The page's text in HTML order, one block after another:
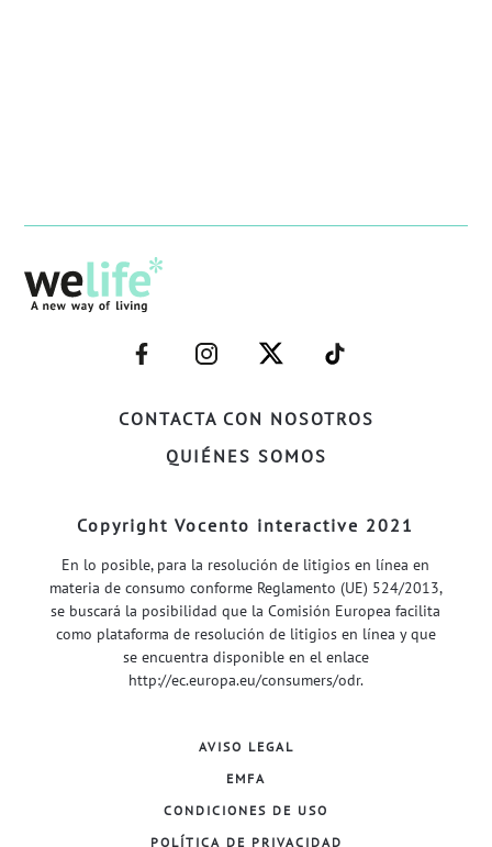
CONTACTA CON NOSOTROS
QUIÉNES SOMOS
–
FACEBOOK–
–
INSTAGRAM–
–
TWITTER–
–
WELIFE–
Copyright Vocento interactive 2021
En lo posible, para la resolución de litigios en línea en
materia de consumo conforme Reglamento (UE) 524/2013,
se buscará la posibilidad que la Comisión Europea facilita
como plataforma de resolución de litigios en línea y que
se encuentra disponible en el enlace
http://ec.europa.eu/consumers/odr.
AVISO LEGAL
EMFA
CONDICIONES DE USO
POLÍTICA DE PRIVACIDAD